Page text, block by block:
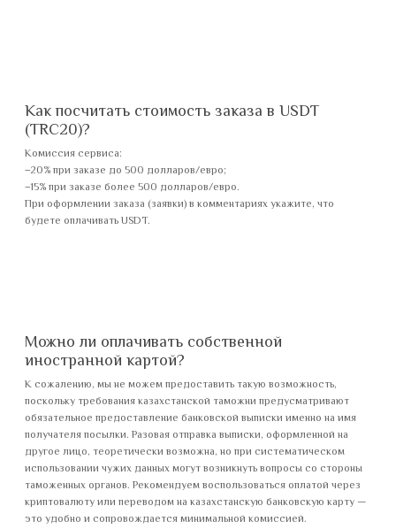
Как посчитать стоимость заказа в USDT
(TRC20)?
Комиссия сервиса:
−20% при заказе до 500 долларов/евро;
−15% при заказе более 500 долларов/евро.
При оформлении заказа (заявки) в комментариях укажите, что
будете оплачивать USDT.
Можно ли оплачивать собственной
иностранной картой?
К сожалению, мы не можем предоставить такую возможность,
поскольку требования казахстанской таможни предусматривают
обязательное предоставление банковской выписки именно на имя
получателя посылки. Разовая отправка выписки, оформленной на
другое лицо, теоретически возможна, но при систематическом
использовании чужих данных могут возникнуть вопросы со стороны
таможенных органов. Рекомендуем воспользоваться оплатой через
криптовалюту или переводом на казахстанскую банковскую карту —
это удобно и сопровождается минимальной комиссией.